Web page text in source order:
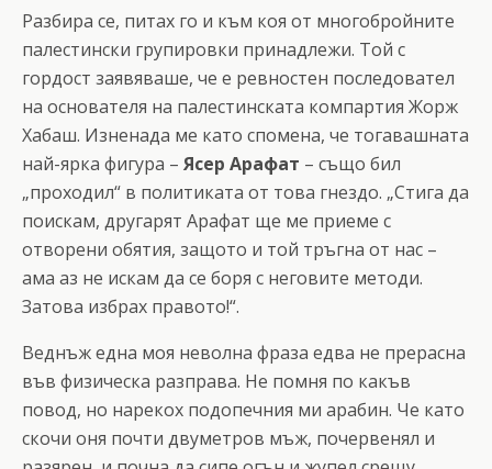
Разбира се, питах го и към коя от многобройните
палестински групировки принадлежи. Той с
гордост заявяваше, че е ревностен последовател
на основателя на палестинската компартия Жорж
Хабаш. Изненада ме като спомена, че тогавашната
най-ярка фигура – Ясер Арафат – също бил
„проходил“ в политиката от това гнездо. „Стига да
поискам, другарят Арафат ще ме приеме с
отворени обятия, защото и той тръгна от нас –
ама аз не искам да се боря с неговите методи.
Затова избрах правото!“.
Веднъж една моя неволна фраза едва не прерасна
във физическа разправа. Не помня по какъв
повод, но нарекох подопечния ми арабин. Че като
скочи оня почти двуметров мъж, почервенял и